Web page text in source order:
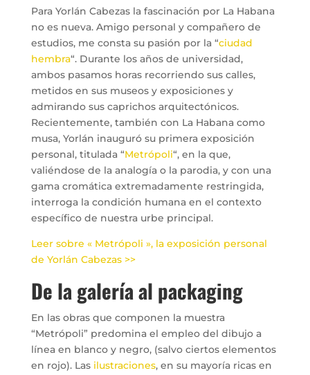
Para Yorlán Cabezas la fascinación por La Habana
no es nueva. Amigo personal y compañero de
estudios, me consta su pasión por la “ciudad
hembra“. Durante los años de universidad,
ambos pasamos horas recorriendo sus calles,
metidos en sus museos y exposiciones y
admirando sus caprichos arquitectónicos.
Recientemente, también con La Habana como
musa, Yorlán inauguró su primera exposición
personal, titulada “Metrópoli“, en la que,
valiéndose de la analogía o la parodia, y con una
gama cromática extremadamente restringida,
interroga la condición humana en el contexto
específico de nuestra urbe principal.
Leer sobre « Metrópoli », la exposición personal
de Yorlán Cabezas >>
De la galería al packaging
En las obras que componen la muestra
“Metrópoli” predomina el empleo del dibujo a
línea en blanco y negro, (salvo ciertos elementos
en rojo). Las ilustraciones, en su mayoría ricas en